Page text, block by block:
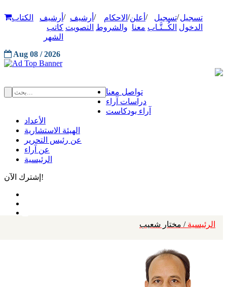
تسجيل
الدخول
/تسجيل
الكُــتَّـاب
/ أعلن
معنا
/ الاحكام
والشروط
/ أرشيف
التصويت
/ أرشيف
كاتب
الشهر
الكتاب
Aug 08 / 2026
تواصل معنا
دراسات آراء
آراء بودكاست
الأعداد
الهيئة الاستشارية
عن رئيس التحرير
عن آراء
الرئيسية
إشترك الآن!
الرئيسية / مختار شعيب